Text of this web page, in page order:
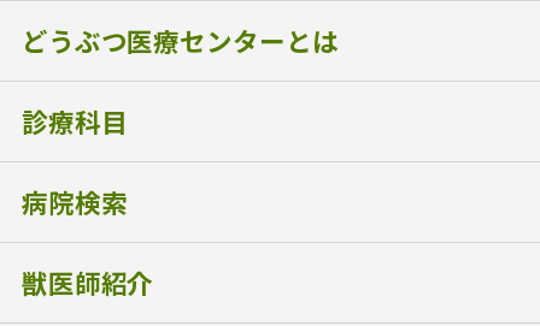
どうぶつ医療センターとは
診療科目
病院検索
獣医師紹介